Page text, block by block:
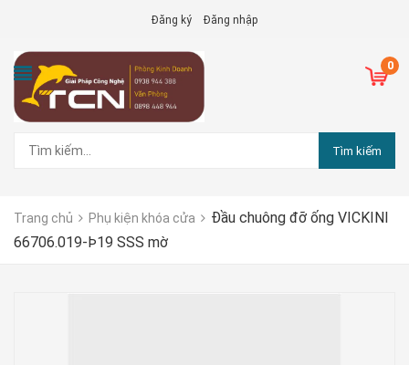
Đăng ký Đăng nhập
0
Tìm kiếm
Trang chủ Phụ kiện khóa cửa
Đầu chuông đỡ ống VICKINI
66706.019-Þ19 SSS mờ